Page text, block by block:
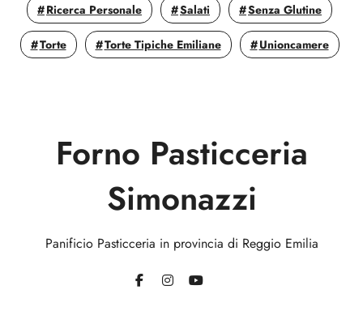
Ricerca Personale Salati Senza Glutine
Torte Torte Tipiche Emiliane Unioncamere
Forno Pasticceria
Simonazzi
Panificio Pasticceria in provincia di Reggio Emilia